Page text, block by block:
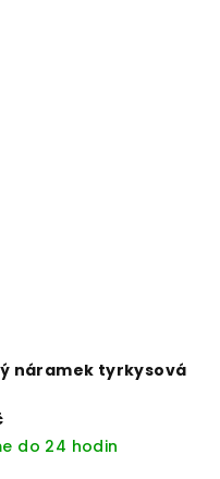
náramek tyrkysová
do 24 hodin